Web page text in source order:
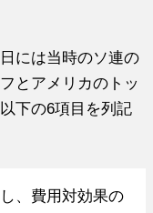
には当時のソ連の
とアメリカのトッ
下の6項目を列記
、費用対効果の